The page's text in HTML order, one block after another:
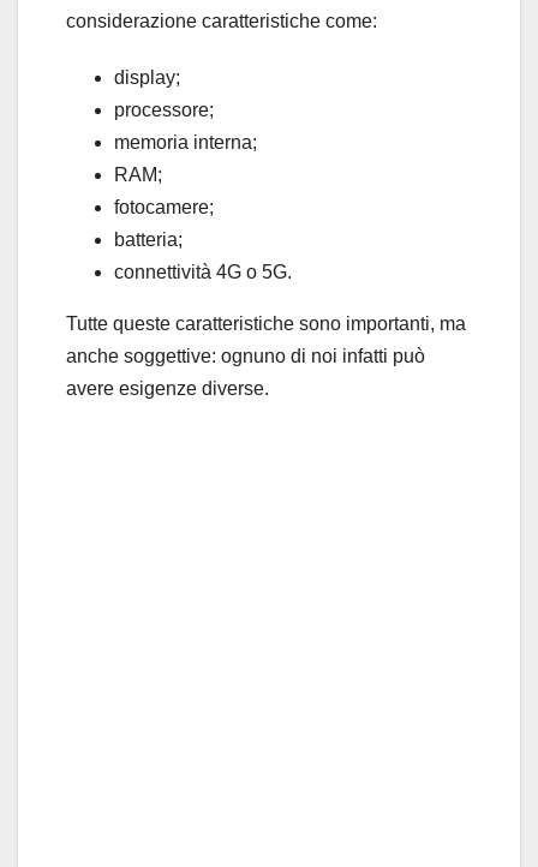
considerazione caratteristiche come:
display;
processore;
memoria interna;
RAM;
fotocamere;
batteria;
connettività 4G o 5G.
Tutte queste caratteristiche sono importanti, ma
anche soggettive: ognuno di noi infatti può
avere esigenze diverse.